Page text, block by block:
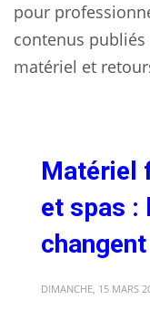
pour
contenus publiés
matériel et
Matériel
et spas :
DIMANCHE, 15 MARS